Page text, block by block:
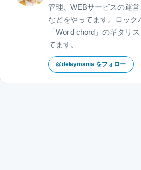
管理、WEBサービスの運
などをやってます。ロック
「World chord」のギタリ
てます。
@delaymania をフォロー